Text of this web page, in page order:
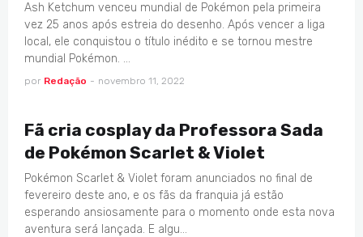
Ash Ketchum venceu mundial de Pokémon pela primeira
vez 25 anos após estreia do desenho. Após vencer a liga
local, ele conquistou o título inédito e se tornou mestre
mundial Pokémon. …
por Redação - novembro 11, 2022
Fã cria cosplay da Professora Sada
de Pokémon Scarlet & Violet
Pokémon Scarlet & Violet foram anunciados no final de
fevereiro deste ano, e os fãs da franquia já estão
esperando ansiosamente para o momento onde esta nova
aventura será lançada. E algu…